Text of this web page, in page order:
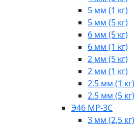
5 мм (1 кг)
5 мм (5 кг)
6 мм (5 кг)
6 мм (1 кг)
2 мм (5 кг)
2 мм (1 кг)
2.5 мм (1 кг)
2.5 мм (5 кг)
Э46 МР-3С
3 мм (2,5 кг)